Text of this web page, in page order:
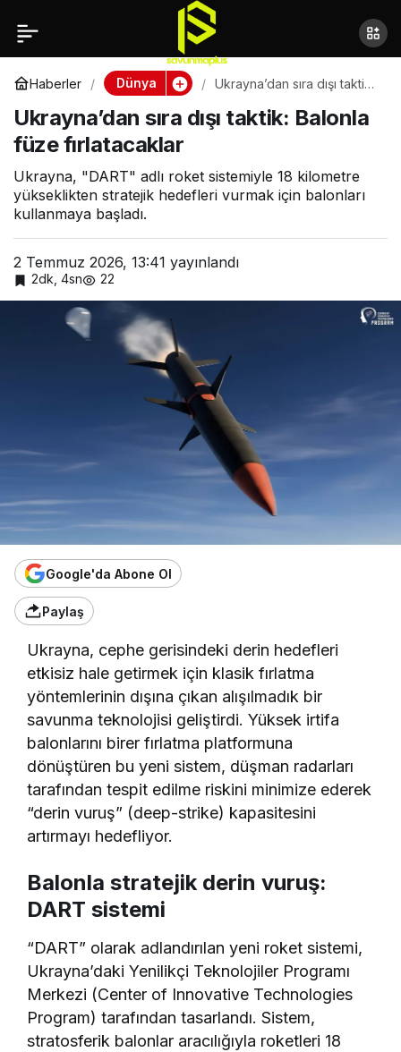
Haberler Dünya
Ukrayna’dan sıra dışı taktik:
Ukrayna’dan sıra dışı taktik: Balonla
füze fırlatacaklar
Ukrayna, "DART" adlı roket sistemiyle 18 kilometre
yükseklikten stratejik hedefleri vurmak için balonları
kullanmaya başladı.
2 Temmuz 2026, 13:41 yayınlandı
2dk, 4sn 22
Google'da Abone Ol
Paylaş
Ukrayna, cephe gerisindeki derin hedefleri
etkisiz hale getirmek için klasik fırlatma
yöntemlerinin dışına çıkan alışılmadık bir
savunma teknolojisi geliştirdi. Yüksek irtifa
balonlarını birer fırlatma platformuna
dönüştüren bu yeni sistem, düşman radarları
tarafından tespit edilme riskini minimize ederek
“derin vuruş” (deep-strike) kapasitesini
artırmayı hedefliyor.
Balonla stratejik derin vuruş:
DART sistemi
“DART” olarak adlandırılan yeni roket sistemi,
Ukrayna’daki Yenilikçi Teknolojiler Programı
Merkezi (Center of Innovative Technologies
Program) tarafından tasarlandı. Sistem,
stratosferik balonlar aracılığıyla roketleri 18
Pakistan’ın stratejik
gücü JF-17: Uygun
maliyetli dev
Paylaş